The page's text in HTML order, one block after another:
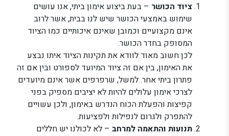
ציוד הכושר – בעת ביצוע אימון ביתי, אנו עושים
שימוש באמצעי הכושר שיש לנו בבית, אשר לרוב
אינם מקצועיים וכמובן שאינם איכותיים כמו הציוד
המסופק בחדר הכושר.
לכן חשוב מאוד לוודא את תקינות הציוד איתו נבצע
את האימון, בין אם זה ציוד המיועד לספורט ובין אם זה
פתרון ביתי אחר. למשל, שרפרפים אשר אינם מיועדים
לצרכי אימון עלולים להיות לא יציבים מספיק בפני
קפיצות והפעלת הכוח הנדרש באימון, ולכן עשויים
להתפרק ולגרום לנפילות ולפציעות.
תנועות והתאמה למרחב – לא לכולנו יש חללים